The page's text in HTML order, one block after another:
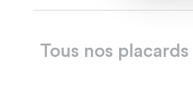
Tous nos placards